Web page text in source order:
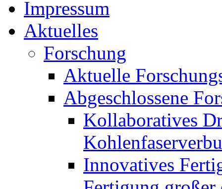
Impressum
Aktuelles
Forschung
Aktuelle
Abgeschlossene
Kollaboratives
Innovatives